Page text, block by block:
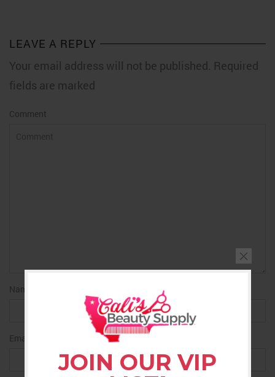
JOIN OUR VIP
LEAVE A REPLY
Your email address will not be published. Required
fields are marked
Comment
Name
Email